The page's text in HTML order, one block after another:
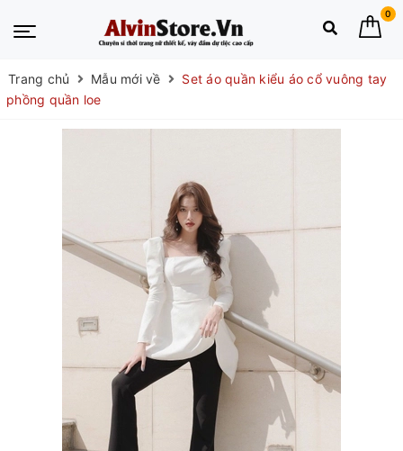
0
Trang chủ Mẫu mới về
Set áo quần kiểu áo cổ vuông tay
phồng quần loe